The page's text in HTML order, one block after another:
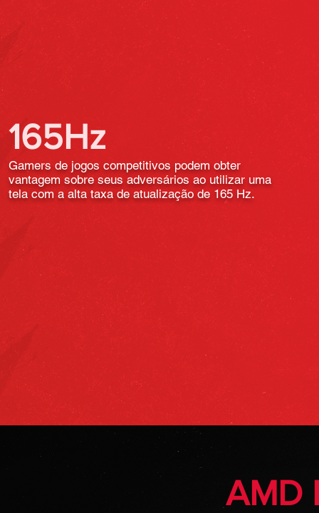
165Hz
Gamers de jogos competitivos podem obter
vantagem sobre seus adversários ao utilizar uma
tela com a alta taxa de atualização de 165 Hz.
AMD